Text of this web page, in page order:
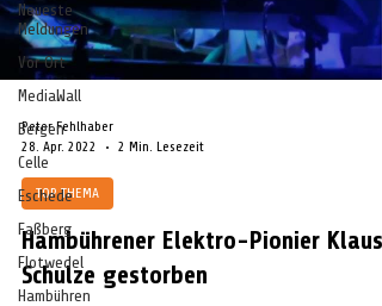
Neueste
Meldungen
Vor Ort
MediaWall
Bergen
Celle
Eschede
Faßberg
Flotwedel
Hambühren
Peter Fehlhaber
28. Apr. 2022
2 Min. Lesezeit
TOP THEMA
Hambührener Elektro-Pionier Klaus
Schulze gestorben